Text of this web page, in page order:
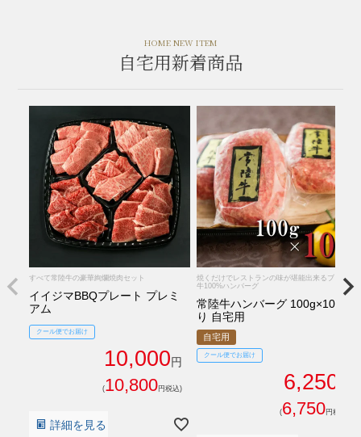
029-254-2441
お問合せフォーム
HOME NEW ITEM
自宅用新着商品
すべて常陸牛の豪華絢爛焼肉セット
イイジマBBQプレート プレミ
アム
クール便でお届け
10,000円
(10,800円税込)
詳細を見る
焼くだけでレストランの味が堪能出来るブランド
牛100%ハンバーグ
常陸牛ハンバーグ 100g×10個入
り 自宅用
自宅用
クール便でお届け
6,250
(6,750円税込)